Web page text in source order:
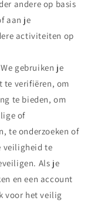
andere op basis
aan je
activiteiten op
We gebruiken je
te verifiëren, om
te bieden, om
of
te onderzoeken of
veiligheid te
Als je
en een account
voor het veilig